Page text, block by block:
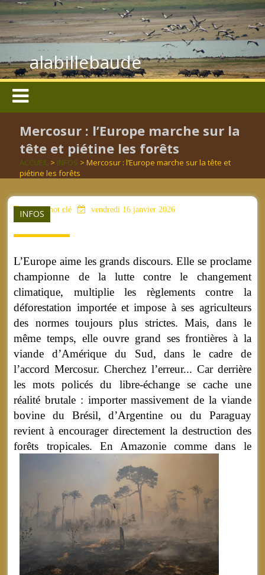
alabillebaude
Mercosur : l’Europe marche sur la
tête et piétine les forêts
ACCUEIL > INFOS > Mercosur : l’Europe marche sur la tête et
piétine les forêts
INFOS
aucun mot clé vendredi 16 janvier 2026
L’Europe aime les grands discours. Elle se proclame
championne de la lutte contre le changement
climatique, multiplie les règlements contre la
déforestation importée et impose à ses agriculteurs
des normes toujours plus strictes. Mais, dans le
même temps, elle ouvre grand ses frontières à la
viande d’Amérique du Sud, dans le cadre de
l’accord Mercosur. Cherchez l’erreur... Car derrière
les mots policés du libre-échange se cache une
réalité brutale : importer massivement de la viande
bovine du Brésil, d’Argentine ou du Paraguay
revient à encourager directement la destruction des
forêts tropicales. En Amazonie comme dans le